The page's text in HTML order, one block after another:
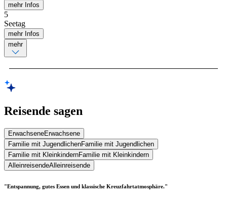
mehr Infos
5
Seetag
mehr Infos
mehr
Reisende sagen
ErwachseneErwachsene
Familie mit JugendlichenFamilie mit Jugendlichen
Familie mit KleinkindernFamilie mit Kleinkindern
AlleinreisendeAlleinreisende
"Entspannung, gutes Essen und klassische Kreuzfahrtatmosphäre."